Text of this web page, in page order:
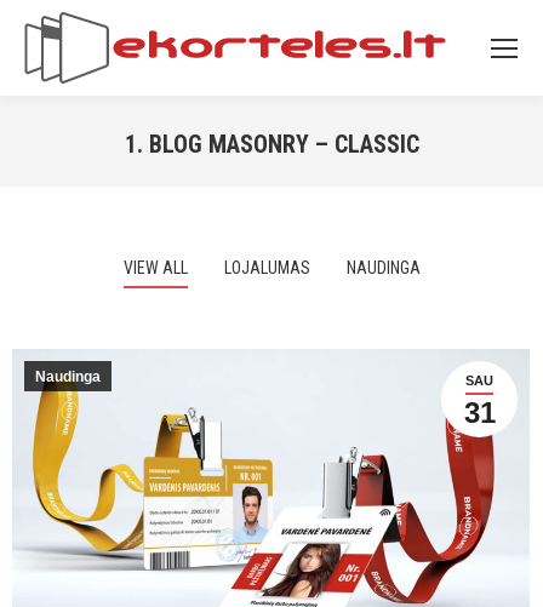
1. BLOG MASONRY – CLASSIC
VIEW ALL LOJALUMAS NAUDINGA
SAU
31
Naudinga